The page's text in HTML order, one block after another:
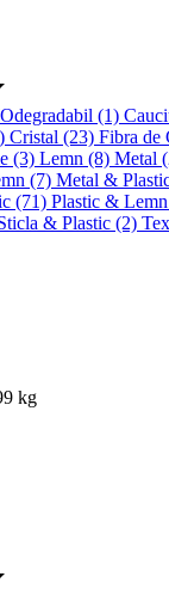
(1)
Cristal (23) Fibra de
(3) Lemn (8) Metal
(7) Metal &
(71) Plastic &
& Plastic (2)
kg